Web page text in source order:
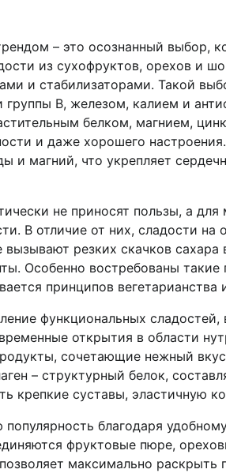
– это осознанный выбор,
из сухофруктов, орехов и
и стабилизаторами. Такой
группы B, железом, калием и
белком, магнием,
и даже хорошего
и магний, что укрепляет
не приносят пользы, а
В отличие от них, сладости на
вызывают резких скачков
Особенно востребованы
принципов вегетарианства
функциональных
открытия в области
сочетающие нежный
– структурный белок,
крепкие суставы, эластичную
благодаря
фруктовые пюре,
максимально раскрыть